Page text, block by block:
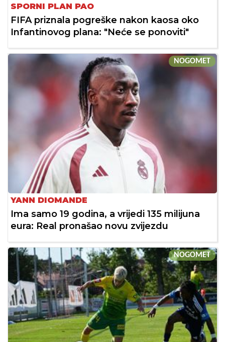
SPORNI PLAN PAO
FIFA priznala pogreške nakon kaosa oko
Infantinovog plana: "Neće se ponoviti"
NOGOMET
YANN DIOMANDE
Ima samo 19 godina, a vrijedi 135 milijuna
eura: Real pronašao novu zvijezdu
NOGOMET